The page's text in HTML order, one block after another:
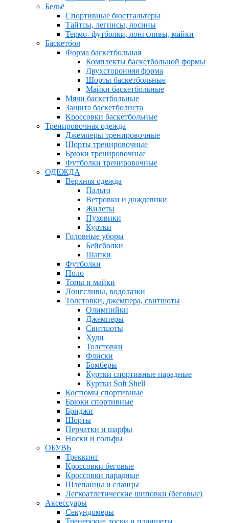
Бельё
Спортивные бюстгальтеры
Тайтсы, легинсы, лосины
Термо- футболки, лонгсливы, майки
Баскетбол
Форма баскетбольная
Комплекты баскетбольной формы
Двухсторонняя форма
Шорты баскетбольные
Майки баскетбольные
Мячи баскетбольные
Защита баскетболиста
Кроссовки баскетбольные
Тренировочная одежда
Джемперы тренировочные
Шорты тренировочные
Брюки тренировочные
Футболки тренировочные
ОДЕЖДА
Верхняя одежда
Пальто
Ветровки и дождевики
Жилеты
Пуховики
Куртки
Головные уборы
Бейсболки
Шапки
Футболки
Поло
Топы и майки
Лонгсливы, водолазки
Толстовки, джемпера, свитшоты
Олимпийки
Джемперы
Свитшоты
Худи
Толстовки
Флиски
Бомберы
Куртки спортивные парадные
Куртки Soft Shell
Костюмы спортивные
Брюки спортивные
Бриджи
Шорты
Перчатки и шарфы
Носки и гольфы
ОБУВЬ
Треккинг
Кроссовки беговые
Кроссовки парадные
Шлепанцы и сланцы
Легкоатлетические шиповки (беговые)
Аксессуары
Секундомеры
Тренерские доски и планшеты